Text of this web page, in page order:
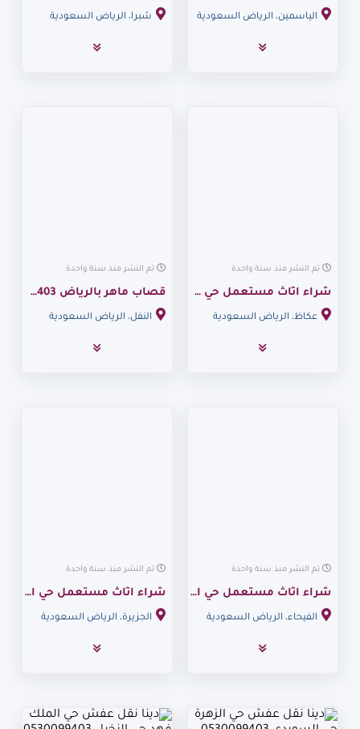
الياسمين، الرياض السعودية شبرا، الرياض السعودية
تم النشر منذ سنة واحدة
شراء اثاث مستعمل حي عكاظ 0530099403
عكاظ، الرياض السعودية
تم النشر منذ سنة واحدة
قصاب ماهر بالرياض 0530099403
النفل، الرياض السعودية
تم النشر منذ سنة واحدة
شراء اثاث مستعمل حي الفيحاء 0530099403
الفيحاء، الرياض السعودية
تم النشر منذ سنة واحدة
شراء اثاث مستعمل حي الجزيرة حي الروابي 0530099403
الجزيرة، الرياض السعودية